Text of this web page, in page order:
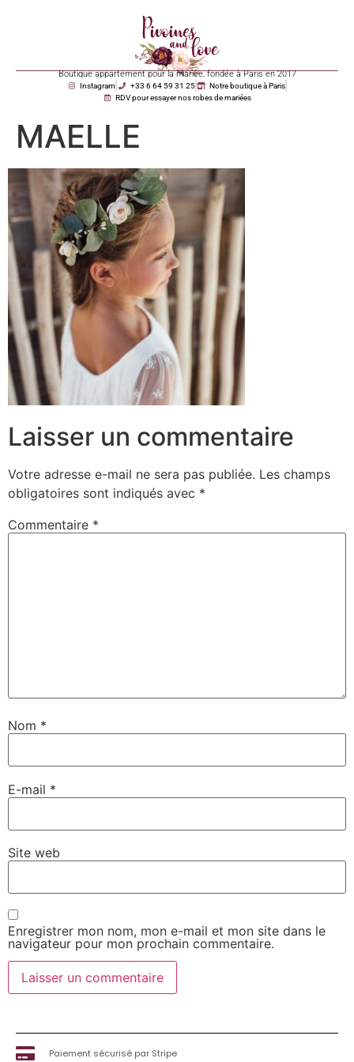
Boutique appartement pour la mariée, fondée à Paris en 2017
Instagram +33 6 64 59 31 25
Notre boutique à Paris
RDV pour essayer nos robes de mariées
MAELLE
Laisser un commentaire
Votre adresse e-mail ne sera pas publiée. Les champs
obligatoires sont indiqués avec *
Commentaire *
Nom *
E-mail *
Site web
Enregistrer mon nom, mon e-mail et mon site dans le
navigateur pour mon prochain commentaire.
Paiement sécurisé par Stripe